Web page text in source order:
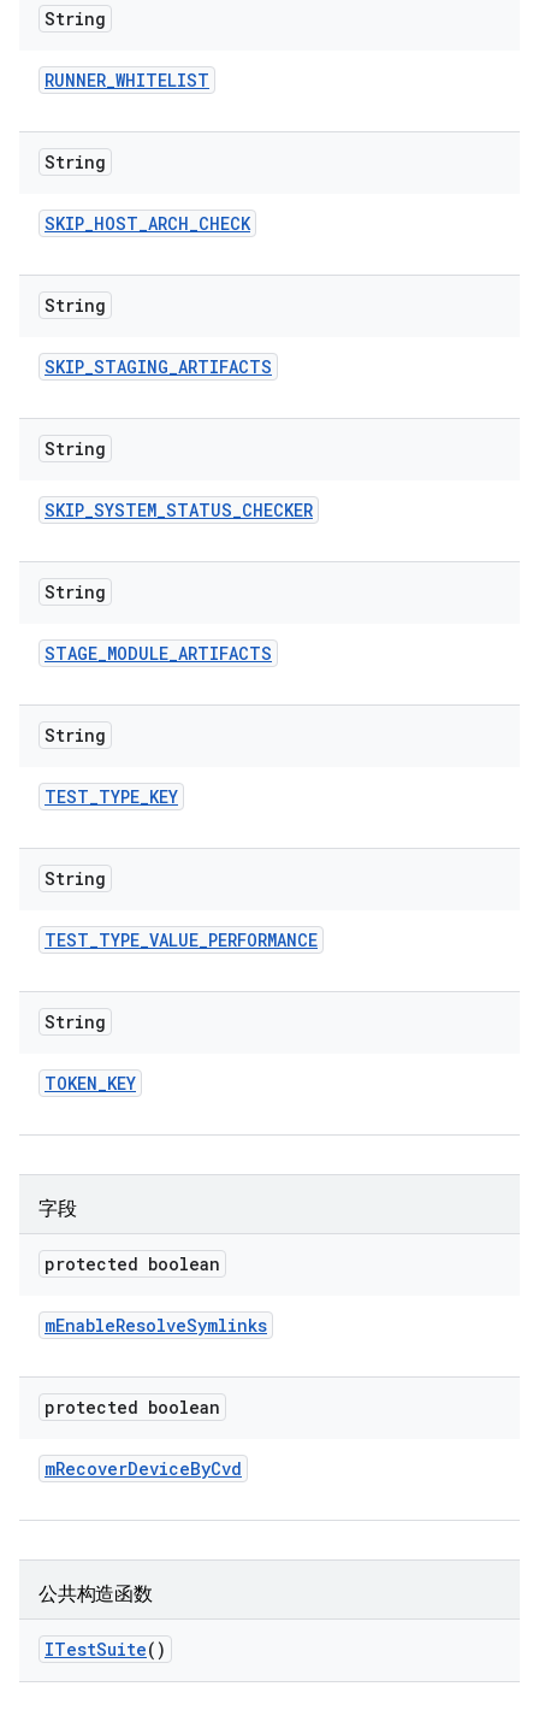
String
RUNNER_WHITELIST
String
SKIP_HOST_ARCH_CHECK
String
SKIP_STAGING_ARTIFACTS
String
SKIP_SYSTEM_STATUS_CHECKER
String
STAGE_MODULE_ARTIFACTS
String
TEST_TYPE_KEY
String
TEST_TYPE_VALUE_PERFORMANCE
String
TOKEN_KEY
字段
protected boolean
mEnableResolveSymlinks
protected boolean
mRecoverDeviceByCvd
公共构造函数
ITestSuite()